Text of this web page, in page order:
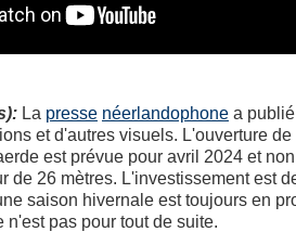
La presse néerlandophonea publié
et d'autres visuels. L'ouverture
est prévue pour avril 2024 et
de 26 mètres. L'investissement est
saison hivernale est toujours en
pas pour tout de suite.